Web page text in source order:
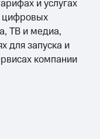
и услугах
цифровых
ТВ и медиа,
для запуска и
компании